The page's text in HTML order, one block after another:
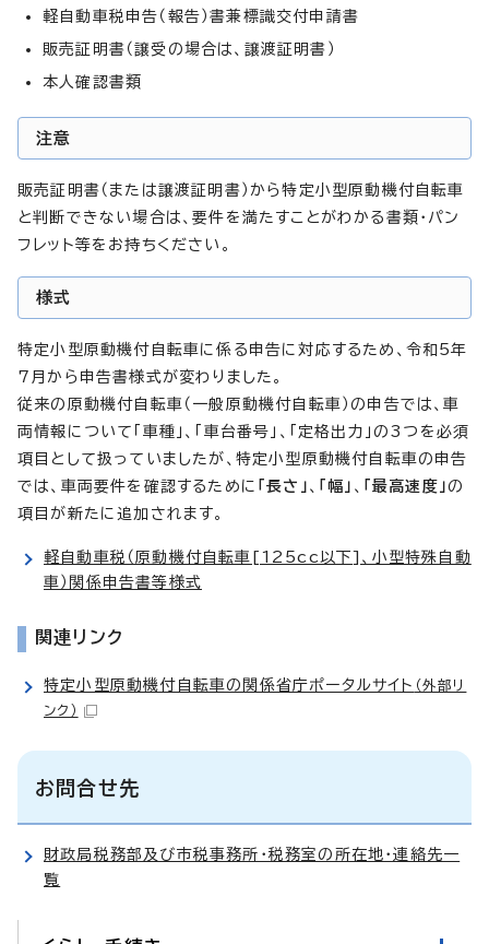
軽自動車税申告（報告）書兼標識交付申請書
販売証明書（譲受の場合は、譲渡証明書）
本人確認書類
注意
販売証明書（または譲渡証明書）から特定小型原動機付自転車
と判断できない場合は、要件を満たすことがわかる書類・パン
フレット等をお持ちください。
様式
特定小型原動機付自転車に係る申告に対応するため、令和5年
7月から申告書様式が変わりました。
従来の原動機付自転車（一般原動機付自転車）の申告では、車
両情報について「車種」、「車台番号」、「定格出力」の3つを必須
項目として扱っていましたが、特定小型原動機付自転車の申告
では、車両要件を確認するために 「長さ」 、 「幅」 、 「最高速度」の
項目が新たに追加されます。
軽自動車税（原動機付自転車[125cc以下]、小型特殊自動
車）関係申告書等様式
関連リンク
特定小型原動機付自転車の関係省庁ポータルサイト （外部リ
ンク）
お問合せ先
財政局税務部及び市税事務所・税務室の所在地・連絡先一
覧